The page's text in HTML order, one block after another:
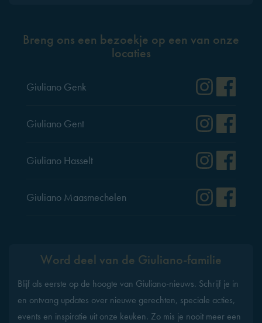
Breng ons een bezoekje op een van onze
locaties
Giuliano Genk
Giuliano Gent
Giuliano Hasselt
Giuliano Maasmechelen
Word deel van de Giuliano-familie
Blijf als eerste op de hoogte van Giuliano-nieuws. Schrijf je in
en ontvang updates over nieuwe gerechten, speciale acties,
events en inspiratie uit onze keuken. Zo mis je nooit meer een